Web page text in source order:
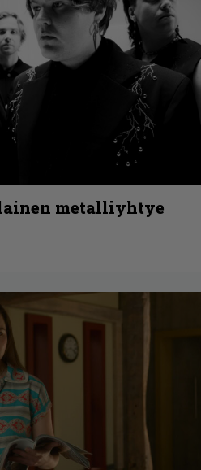
metalliyhtye